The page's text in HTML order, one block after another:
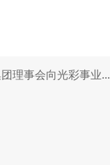
理事会向光彩事业...